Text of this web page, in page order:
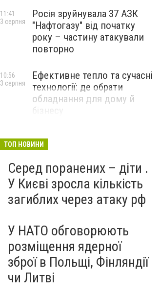
Росія зруйнувала 37 АЗК
"Нафтогазу" від початку
року – частину атакували
повторно
11:41
3 серпня
Ефективне тепло та сучасні
технології: де обрати
обладнання для дому й
бізнесу
10:56
3 серпня
ТОП НОВИНИ
Серед поранених – діти .
У Києві зросла кількість
загиблих через атаку рф
У НАТО обговорюють
розміщення ядерної
зброї в Польщі, Фінляндії
чи Литві